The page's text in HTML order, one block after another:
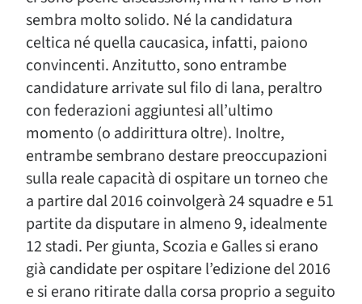
sembra molto solido. Né la candidatura
celtica né quella caucasica, infatti, paiono
convincenti. Anzitutto, sono entrambe
candidature arrivate sul filo di lana, peraltro
con federazioni aggiuntesi all’ultimo
momento (o addirittura oltre). Inoltre,
entrambe sembrano destare preoccupazioni
sulla reale capacità di ospitare un torneo che
a partire dal 2016 coinvolgerà 24 squadre e 51
partite da disputare in almeno 9, idealmente
12 stadi. Per giunta, Scozia e Galles si erano
già candidate per ospitare l’edizione del 2016
e si erano ritirate dalla corsa proprio a seguito